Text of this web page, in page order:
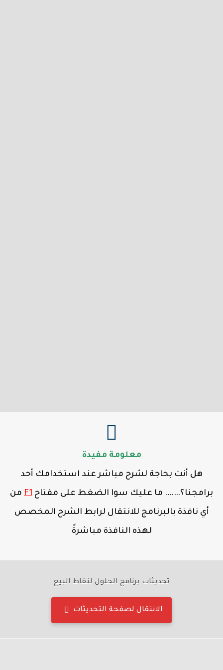
معلومة مفيدة
هل أنت بحاجة لشرح مباشر عند استخدامك أحد
برامجنا؟……. ما عليك سوا الضغط على مفتاح F1 من
أي نافذة بالبرنامج للانتقال لرابط الشرح المخصص
لهذه النافذة مباشرةً
تحديثات برنامج الحلول لنقاط البيع
الانتقال لصفحة التحديثات